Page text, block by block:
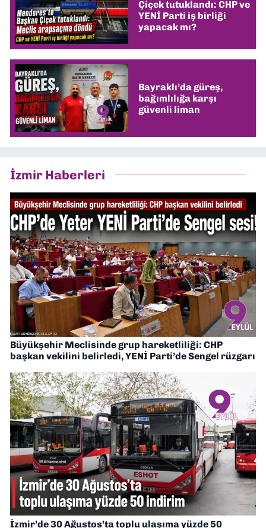
Çiçek tutuklandı: CHP ve
YENİ Parti iş birliği
yapacak mı?
Bayraklı’da güreş,
bağımlılığa karşı
güvenli liman
İzmir Haberleri
Büyükşehir Meclisinde grup hareketliliği: CHP
başkan vekilini belirledi, YENİ Parti’de Sengel rüzgarı
İzmir’de 30 Ağustos’ta toplu ulaşıma yüzde 50